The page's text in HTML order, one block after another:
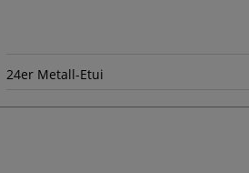
24er Metall-Etui